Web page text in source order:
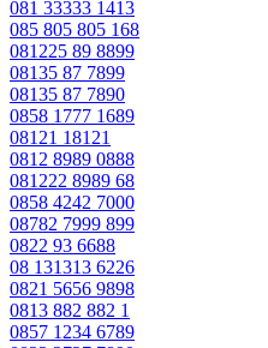
081 33333 1413
085 805 805 168
081225 89 8899
08135 87 7899
08135 87 7890
0858 1777 1689
08121 18121
0812 8989 0888
081222 8989 68
0858 4242 7000
08782 7999 899
0822 93 6688
08 131313 6226
0821 5656 9898
0813 882 882 1
0857 1234 6789